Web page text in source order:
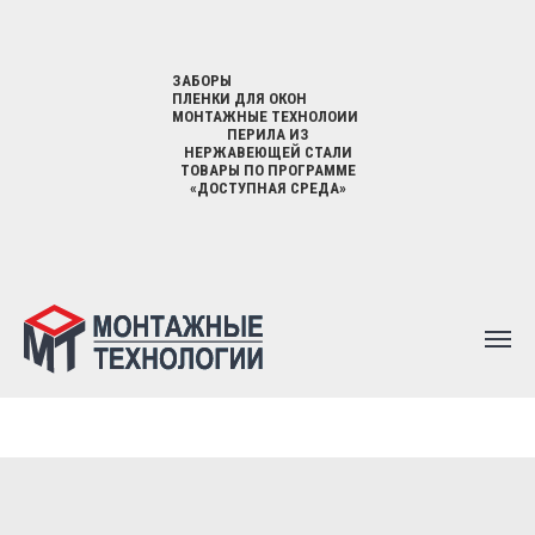
ЗАБОРЫ
ПЛЕНКИ ДЛЯ ОКОН
МОНТАЖНЫЕ ТЕХНОЛОИИ
ПЕРИЛА ИЗ
НЕРЖАВЕЮЩЕЙ СТАЛИ
ТОВАРЫ ПО ПРОГРАММЕ
«ДОСТУПНАЯ СРЕДА»